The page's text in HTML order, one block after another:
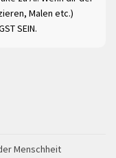
Malen etc.)
SEIN.
Menschheit